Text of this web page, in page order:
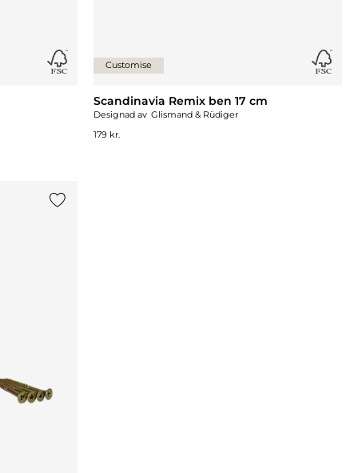
Customise
Scandinavia Remix ben 17 cm
Designad av Glismand & Rüdiger
179 kr.